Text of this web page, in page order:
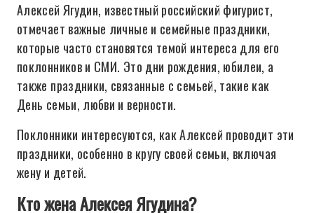
Алексей Ягудин, известный российский фигурист,
отмечает важные личные и семейные праздники,
которые часто становятся темой интереса для его
поклонников и СМИ. Это дни рождения, юбилеи, а
также праздники, связанные с семьей, такие как
День семьи, любви и верности.
Поклонники интересуются, как Алексей проводит эти
праздники, особенно в кругу своей семьи, включая
жену и детей.
Кто жена Алексея Ягудина?